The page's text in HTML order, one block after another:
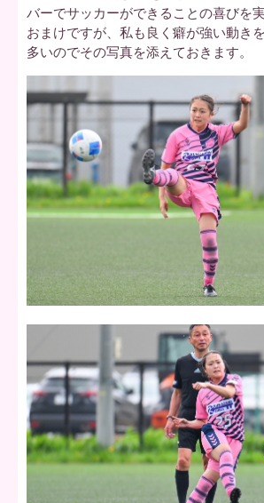
バーでサッカーができることの喜びを
おまけですが、私も良く癖が強い動き
多いのでその写真を添えておきます。